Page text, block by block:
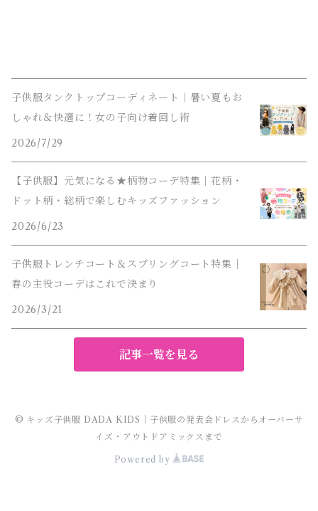
子供服タンクトップコーディネート｜暑い夏もお
しゃれ＆快適に！女の子向け着回し術
2026/7/29
【子供服】元気になる★柄物コーデ特集｜花柄・
ドット柄・総柄で楽しむキッズファッション
2026/6/23
子供服トレンチコート＆スプリングコート特集｜
春の主役コーデはこれで決まり
2026/3/21
記事一覧を見る
© キッズ子供服 DADA KIDS｜子供服の発表会ドレスからオーバーサ
イズ・アウトドアミックスまで
Powered by